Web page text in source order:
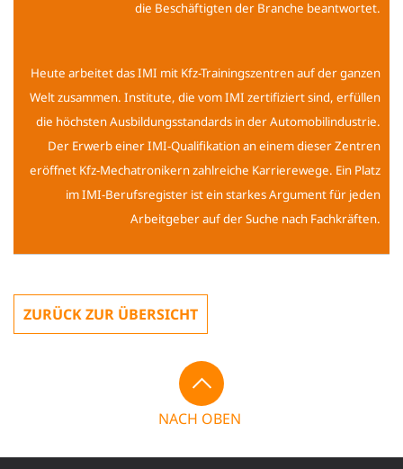
die Beschäftigten der Branche beantwortet.
Heute arbeitet das IMI mit Kfz-Trainingszentren auf der ganzen
Welt zusammen. Institute, die vom IMI zertifiziert sind, erfüllen
die höchsten Ausbildungsstandards in der Automobilindustrie.
Der Erwerb einer IMI-Qualifikation an einem dieser Zentren
eröffnet Kfz-Mechatronikern zahlreiche Karrierewege. Ein Platz
im IMI-Berufsregister ist ein starkes Argument für jeden
Arbeitgeber auf der Suche nach Fachkräften.
ZURÜCK ZUR ÜBERSICHT
NACH OBEN